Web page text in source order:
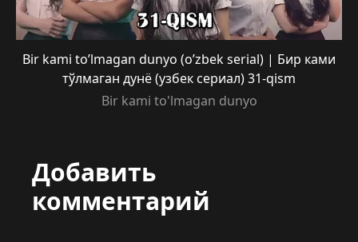
Bir kami to’lmagan dunyo (o’zbek serial) | Бир ками
тўлмаган дунё (узбек сериал) 31-qism
Bir kami to'lmagan dunyo
Добавить
комментарий